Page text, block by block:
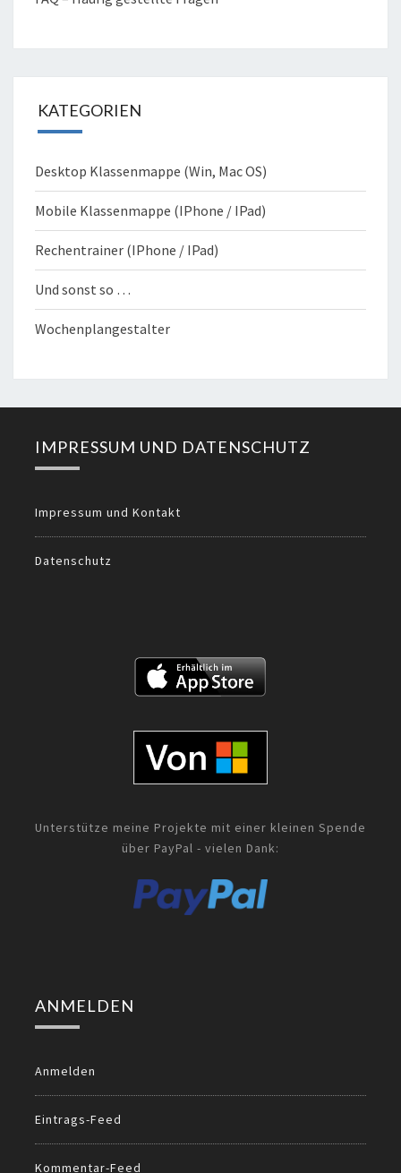
KATEGORIEN
Desktop Klassenmappe (Win, Mac OS)
Mobile Klassenmappe (IPhone / IPad)
Rechentrainer (IPhone / IPad)
Und sonst so …
Wochenplangestalter
IMPRESSUM UND DATENSCHUTZ
Impressum und Kontakt
Datenschutz
Unterstütze meine Projekte mit einer kleinen Spende
über PayPal - vielen Dank:
ANMELDEN
Anmelden
Eintrags-Feed
Kommentar-Feed